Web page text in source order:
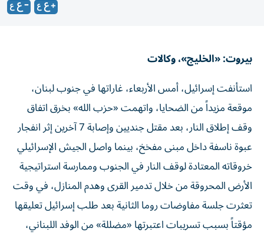
استأنفت إسرائيل، أمس الأربعاء، غاراتها في جنوب لبنان،
موقعة مزيداً من الضحايا، واتهمت «حزب الله» بخرق اتفاق
وقف إطلاق النار، بعد مقتل جنديين وإصابة 7 آخرين إثر انفجار
عبوة ناسفة داخل مبنى مفخخ، بينما واصل الجيش الإسرائيلي
خروقاته المعتادة لوقف النار في الجنوب وممارسة استراتيجية
الأرض المحروقة من خلال تدمير القرى وهدم المنازل، في وقت
تعثرت جلسة مفاوضات روما الثانية بعد طلب إسرائيل تعليقها
مؤقتاً بسبب تسريبات اعتبرتها «مضللة» من الوفد اللبناني،
بينما كان من المقرر أن تختتم اليوم الخميس الجولة السابعة من